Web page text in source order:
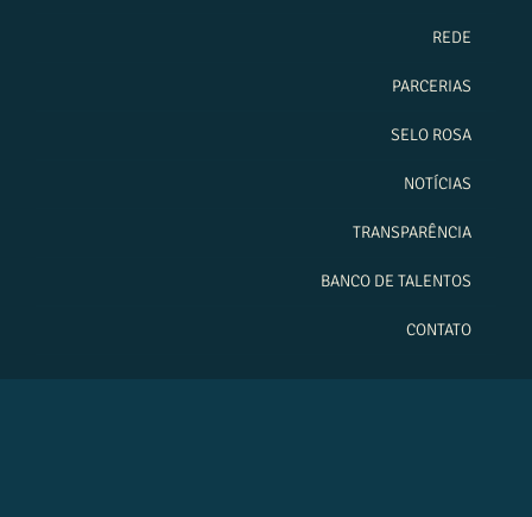
REDE
PARCERIAS
SELO ROSA
NOTÍCIAS
TRANSPARÊNCIA
BANCO DE TALENTOS
CONTATO